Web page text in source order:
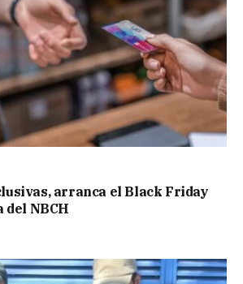
arranca el Black Friday
del NBCH